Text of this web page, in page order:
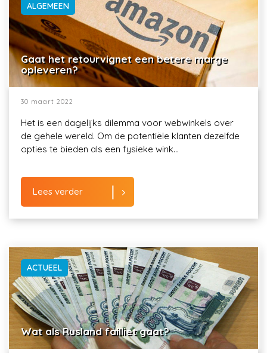
ALGEMEEN
Gaat het retourvignet een betere marge
opleveren?
30 maart 2022
Het is een dagelijks dilemma voor webwinkels over
de gehele wereld. Om de potentiële klanten dezelfde
opties te bieden als een fysieke wink...
Lees verder
ACTUEEL
Wat als Rusland failliet gaat?